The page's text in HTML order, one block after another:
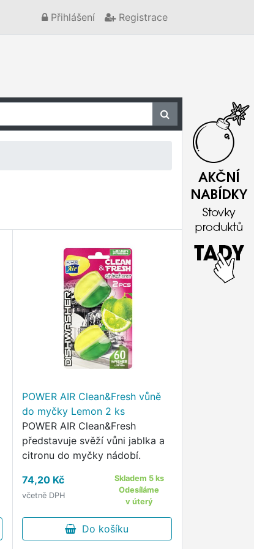
Přihlášení Registrace
POWER AIR Clean&Fresh vůně
do myčky Lemon 2 ks
POWER AIR Clean&Fresh
představuje svěží vůni jablka a
citronu do myčky nádobí.
74,20 Kč
včetně DPH
Skladem 5 ks
Odesíláme
v úterý
Do košíku